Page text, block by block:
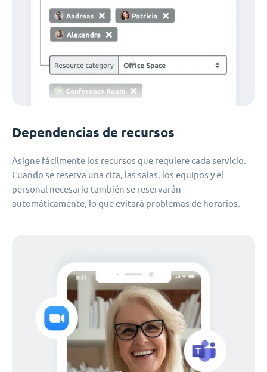
Dependencias de recursos
Asigne fácilmente los recursos que requiere cada servicio.
Cuando se reserva una cita, las salas, los equipos y el
personal necesario también se reservarán
automáticamente, lo que evitará problemas de horarios.